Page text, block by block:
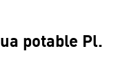
potable Pl.